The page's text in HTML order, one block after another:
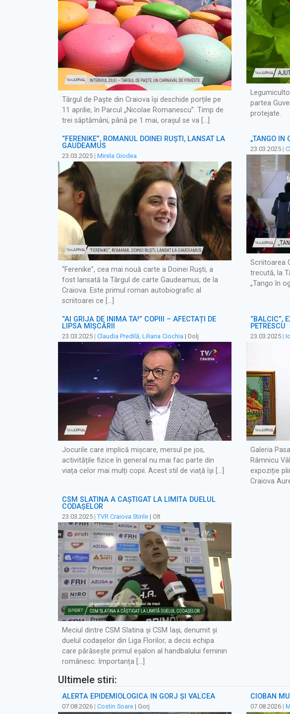
Târgul de Paște din Craiova își deschide porțile pe
11 aprilie, în Parcul „Nicolae Romanescu”. Timp de
trei săptămâni, până pe 1 mai, orașul se va […]
partea
protejate.
“FERENIKE”, ROMANUL DOINEI RUȘTI, LANSAT LA
GAUDEAMUS
23.03.2025 | Mirela Giodea
“Ferenike”, cea mai nouă carte a Doinei Ruști, a
fost lansată la Târgul de carte Gaudeamus, de la
Craiova. Este primul roman autobiografic al
scriitoarei ce […]
„TANGO ÎN
23.03.2025 |
Scriitoarea
trecută, la
„Tango în
“AI GRIJĂ DE INIMA TA!” COPIII – AFECTAȚI DE
LIPSA MIȘCĂRII
23.03.2025 | Claudia Predilă Liliana Ciochia | Dolj
Jocurile care implică mișcare, mersul pe jos,
activitățile fizice în general nu mai fac parte din
viața celor mai mulți copii. Acest stil de viață își […]
“BALCIC”,
PETRESCU
23.03.2025 |
Galeria
Râmnicu
expoziție
Craiova
CSM SLATINA A CÂȘTIGAT LA LIMITĂ DUELUL
CODAȘELOR
23.03.2025 | TVR Craiova Stirile | Olt
Meciul dintre CSM Slatina și CSM Iași, denumit și
duelul codașelor din Liga Florilor, a decis echipa
care părăsește primul eșalon al handbalului feminin
românesc. Importanța […]
Ultimele stiri:
ALERTĂ EPIDEMIOLOGICĂ ÎN GORJ ȘI VÂLCEA
07.08.2026 | Costin Soare | Gorj
CIOBAN
07.08.2026 |